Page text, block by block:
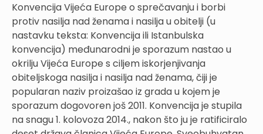
Konvencija Vijeća Europe o sprečavanju i borbi
protiv nasilja nad ženama i nasilja u obitelji (u
nastavku teksta: Konvencija ili Istanbulska
konvencija) međunarodni je sporazum nastao u
okrilju Vijeća Europe s ciljem iskorjenjivanja
obiteljskoga nasilja i nasilja nad ženama, čiji je
popularan naziv proizašao iz grada u kojem je
sporazum dogovoren još 2011. Konvencija je stupila
na snagu 1. kolovoza 2014., nakon što ju je ratificiralo